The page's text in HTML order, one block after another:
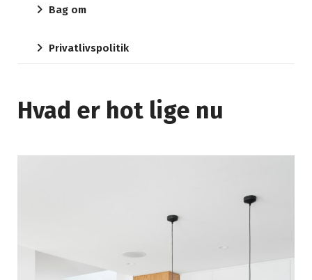
Bag om
Privatlivspolitik
Hvad er hot lige nu